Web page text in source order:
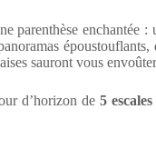
parenthèse enchantée :
sauront vous
d’horizon de5